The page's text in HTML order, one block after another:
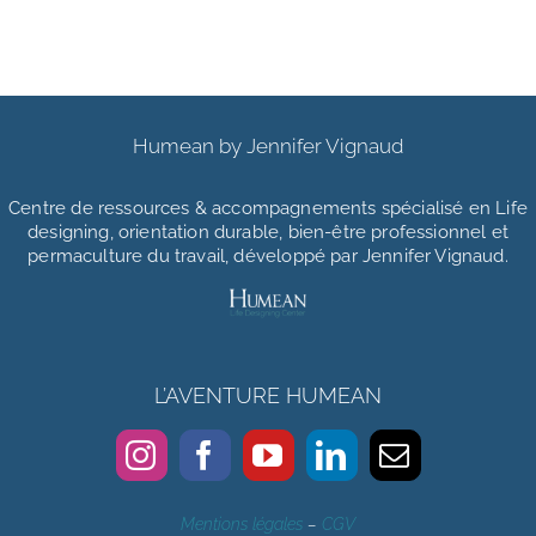
Humean by Jennifer Vignaud
Centre de ressources & accompagnements spécialisé en Life
designing, orientation durable, bien-être professionnel et
permaculture du travail, développé par Jennifer Vignaud.
L’AVENTURE HUMEAN
Mentions légales – CGV